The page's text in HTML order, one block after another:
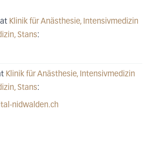
Klinik für Anästhesie, Intensivmedizin
, Stans:
Klinik für Anästhesie, Intensivmedizin
, Stans:
nidwalden.ch